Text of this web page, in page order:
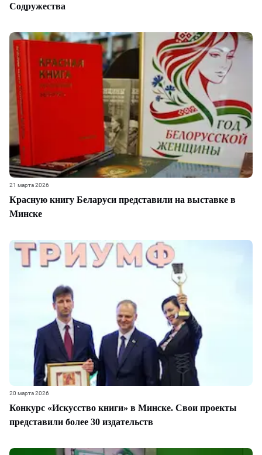
Содружества
Красную книгу Беларуси представили на выставке в
Минске
21 марта 2026
Конкурс «Искусство книги» в Минске. Свои проекты
представили более 30 издательств
20 марта 2026